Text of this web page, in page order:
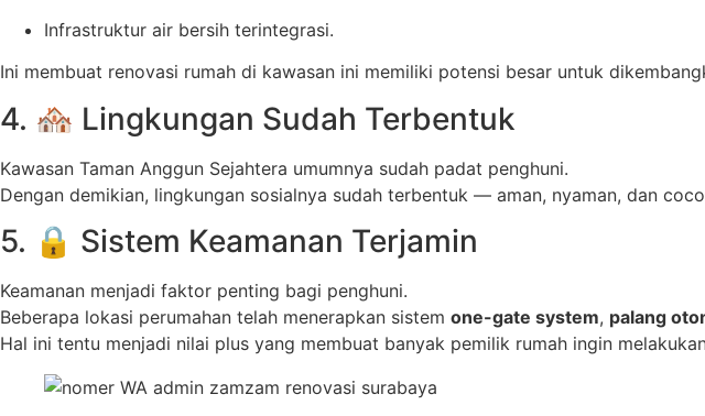
Infrastruktur air bersih terintegrasi.
Ini membuat renovasi rumah di kawasan ini memiliki potensi besar untuk
4. 🏘️ Lingkungan Sudah Terbentuk
Kawasan Taman Anggun Sejahtera umumnya sudah padat penghuni.
Dengan demikian, lingkungan sosialnya sudah terbentuk — aman, nyaman, dan
5. 🔒 Sistem Keamanan Terjamin
Keamanan menjadi faktor penting bagi penghuni.
Beberapa lokasi perumahan telah menerapkan sistem one-gate system, palang
Hal ini tentu menjadi nilai plus yang membuat banyak pemilik rumah ingin